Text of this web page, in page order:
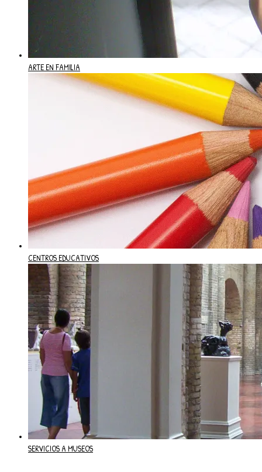
ARTE EN FAMILIA
CENTROS EDUCATIVOS
SERVICIOS A MUSEOS